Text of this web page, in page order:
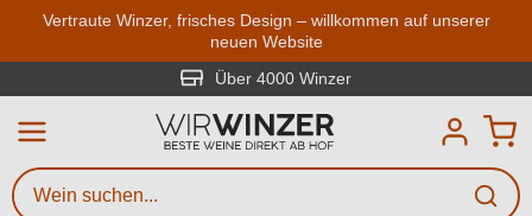
Zum Hauptinhalt springen
Vertraute Winzer, frisches Design – willkommen auf unserer
neuen Website
Über 4000 Winzer
Weinsuche
Mindestens 3 Zeichen eingeben
Beschreiben Sie, welchen Wein